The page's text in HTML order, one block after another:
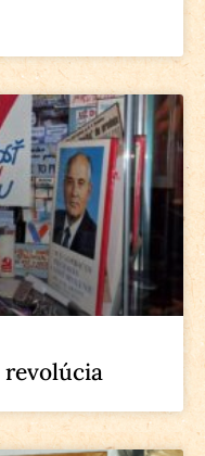
revolúcia